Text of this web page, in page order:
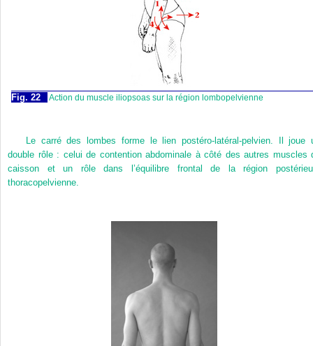
Fig. 22 Action du muscle iliopsoas sur la région lombopelvienne
Le carré des lombes forme le lien postéro-latéral-pelvien. Il joue
double rôle : celui de contention abdominale à côté des autres muscles
caisson et un rôle dans l’équilibre frontal de la région
thoracopelvienne.